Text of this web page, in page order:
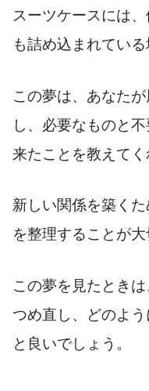
スーツケースには
も詰め込まれている
この夢は、あなた
し、必要なものと
来たことを教えてく
新しい関係を築く
を整理することが大
この夢を見たとき
つめ直し、どのよ
と良いでしょう。